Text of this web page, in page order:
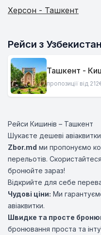
Херсон - Ташкент
Рейси з
Ташкент -
пропозиції від
Рейси Кишинів – Ташкент
Шукаєте дешеві
Zbor.md ми пропонуємо
перельотів.
бронюйте зараз!
Відкрийте для себе
Чудові ціни: Ми
авіаквитки.
Швидке та просте
бронювання проста та